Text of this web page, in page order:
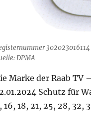
302023016114
DPMA
Marke der Raab
Schutz für
16, 18, 21, 25, 28, 32,